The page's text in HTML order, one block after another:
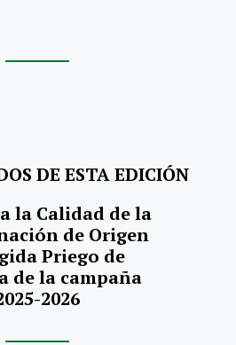
DE ESTA EDICIÓN
la Calidad de la
de Origen
Priego de
de la campaña
2026